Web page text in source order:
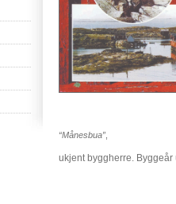
“Månesbua”
ukjent byggherre. Byggeår